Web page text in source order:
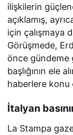
ilişkilerin
açıklamış,
için çalışmaya
Görüşmede,
önce gündeme
başlığının ele
haberlere konu
İtalyan
La Stampa